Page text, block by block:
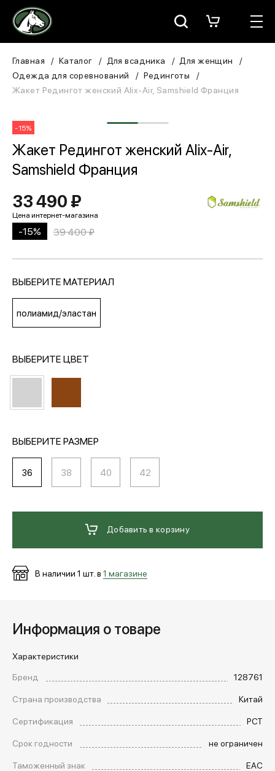
Москва
Для всадника
В конюшню
ЗООТОВАРЫ
Для собаки
Сувениры/Подарки
МЕДИА
+7 (495) 139-66-00
Главная Каталог Для всадника
Для женщин
Одежда для соревнований
Рединготы
Жакет Редингот женский Alix-Air, Samshield Франция
-15%
Жакет Редингот женский Alix-Air,
Samshield Франция
33 490 ₽
-15% 39 400 ₽
ВЫБЕРИТЕ МАТЕРИАЛ
полиамид/эластан
ВЫБЕРИТЕ ЦВЕТ
ВЫБЕРИТЕ РАЗМЕР
36 38 40 42
Добавить в корзину
В наличии 1 шт. в 1 магазине
Информация о товаре
Характеристики
Бренд
128761
Страна производства
Китай
Сертификация
РСТ
Срок годности
не ограничен
Таможенный знак
EAC